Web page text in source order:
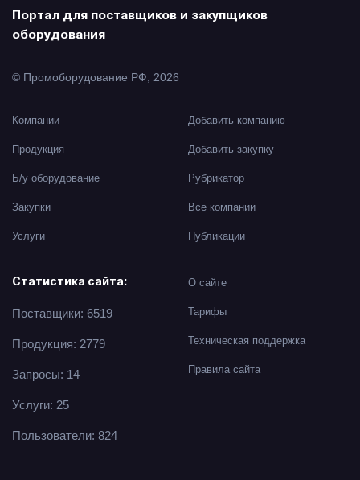
Портал для поставщиков и закупщиков
оборудования
© Промоборудование РФ, 2026
Компании
Продукция
Б/у оборудование
Закупки
Услуги
Добавить компанию
Добавить закупку
Рубрикатор
Все компании
Публикации
О сайте
Тарифы
Техническая поддержка
Правила сайта
Статистика сайта:
Поставщики: 6519
Продукция: 2779
Запросы: 14
Услуги: 25
Пользователи: 824